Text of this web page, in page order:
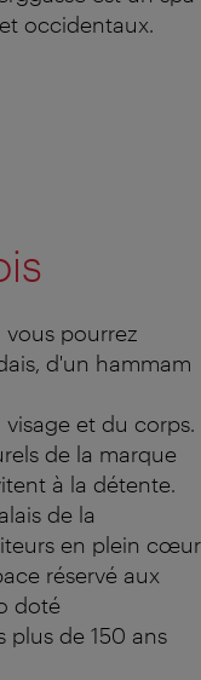
occidentaux.
vous pourrez
d'un hammam
et du corps.
de la marque
à la détente.
de la
en plein cœur
réservé aux
doté
plus de 150 ans